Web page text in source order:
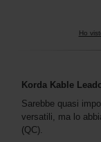
Ho
Korda Kable
Sarebbe quasi
versatili, ma lo
(QC).